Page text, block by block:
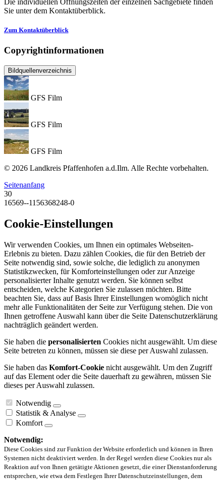
Die individuellen Öffnungszeiten der einzelnen Sachgebiete finden
Sie unter dem Kontaktüberblick.
Zum Kontaktüberblick
Copyrightinformationen
Bildquellenverzeichnis
GFS Film
GFS Film
GFS Film
© 2026 Landkreis Pfaffenhofen a.d.Ilm. Alle Rechte vorbehalten.
Seitenanfang
30
16569--1156368248-0
Cookie-Einstellungen
Wir verwenden Cookies, um Ihnen ein optimales Webseiten-
Erlebnis zu bieten. Dazu zählen Cookies, die für den Betrieb der
Seite notwendig sind, sowie solche, die lediglich zu anonymen
Statistikzwecken, für Komforteinstellungen oder zur Anzeige
personalisierter Inhalte genutzt werden. Sie können selbst
entscheiden, welche Kategorien Sie zulassen möchten. Bitte
beachten Sie, dass auf Basis Ihrer Einstellungen womöglich nicht
mehr alle Funktionalitäten der Seite zur Verfügung stehen. Die von
Ihnen getroffene Auswahl kann über die Seite Datenschutzerklärung
nachträglich geändert werden.
Sie haben die personalisierten Cookies nicht ausgewählt. Um diese
Seite betreten zu können, müssen sie diese per Auswahl zulassen.
Sie haben das Komfort-Cookie nicht ausgewählt. Um den Zugriff
auf das Element oder die Seite dauerhaft zu gewähren, müssen Sie
dieses per Auswahl zulassen.
Notwendig
Statistik & Analyse
Komfort
Notwendig:
Diese Cookies sind zur Funktion der Website erforderlich und können in Ihren
Systemen nicht deaktiviert werden. In der Regel werden diese Cookies nur als
Reaktion auf von Ihnen getätigte Aktionen gesetzt, die einer Dienstanforderung
entsprechen, wie etwa dem Festlegen Ihrer Datenschutzeinstellungen, dem